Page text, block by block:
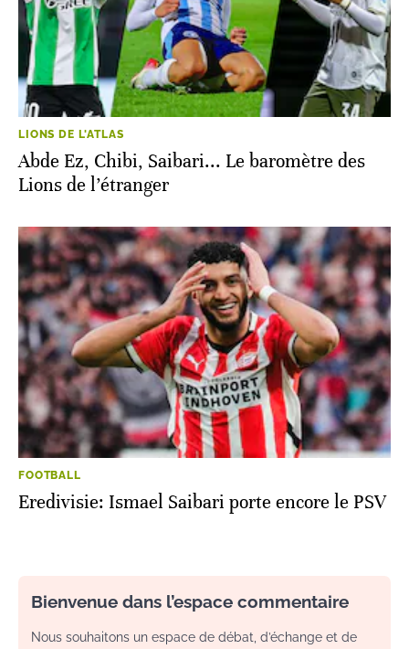
LIONS DE L'ATLAS
Abde Ez, Chibi, Saibari... Le baromètre des
Lions de l’étranger
FOOTBALL
Eredivisie: Ismael Saibari porte encore le PSV
Bienvenue dans l’espace commentaire
Nous souhaitons un espace de débat, d’échange et de